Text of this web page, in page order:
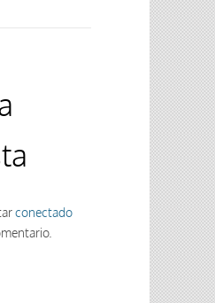
conectado